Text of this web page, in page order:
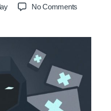
No Comments
meg
a
hacker